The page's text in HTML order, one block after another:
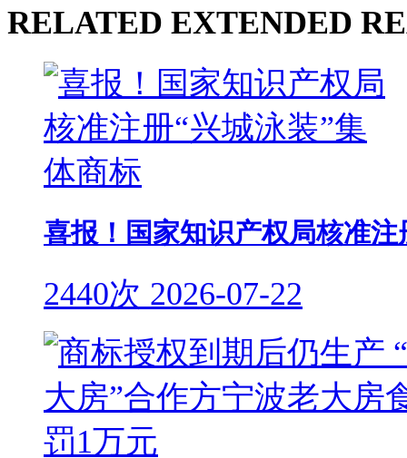
RELATED EXTENDED
喜报！国家知识产权局核准
2440次 2026-07-22